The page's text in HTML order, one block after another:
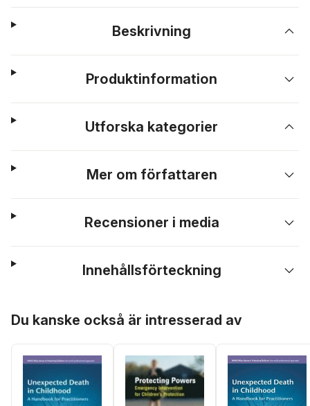
Beskrivning
Produktinformation
Utforska kategorier
Mer om författaren
Recensioner i media
Innehållsförteckning
Du kanske också är intresserad av